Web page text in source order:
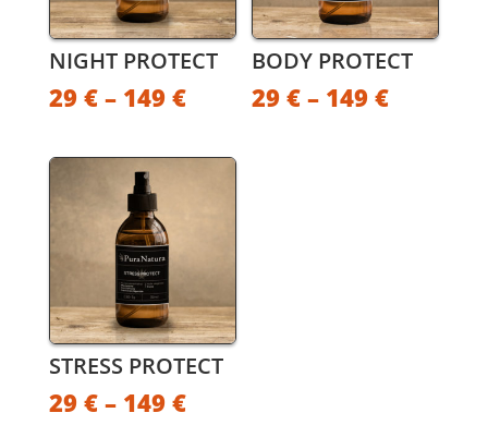
NIGHT PROTECT
29 €– 149 €
BODY PROTECT
29€ – 149€
STRESS PROTECT
29 €– 149 €